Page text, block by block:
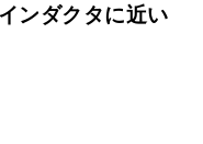
ンダクタに近い